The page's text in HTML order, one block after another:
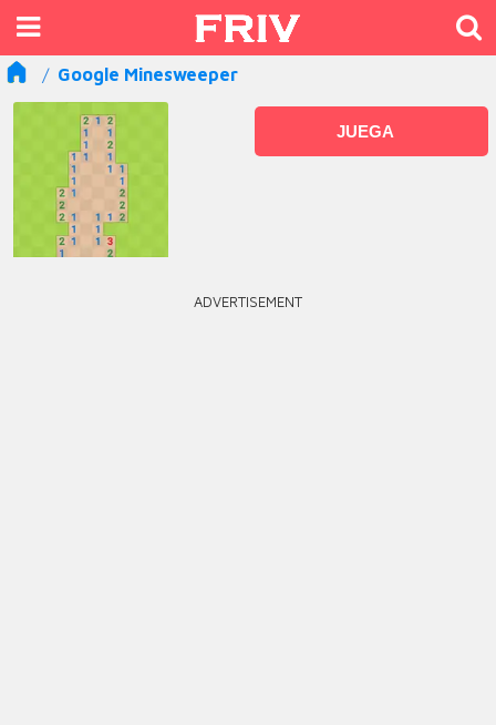
Google Minesweeper
JUEGA
ADVERTISEMENT